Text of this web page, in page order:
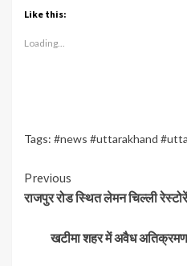
Like this:
Loading...
Tags: #news #uttarakhand
Continue
Reading
Previous
राजपुर रोड स्थित लेमन चिल्ली
खटीमा शहर में अवैध